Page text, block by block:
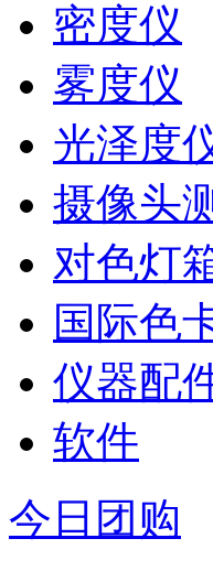
密度仪
雾度仪
光泽度
摄像头
对色灯
国际色
仪器配
软件
今日团购